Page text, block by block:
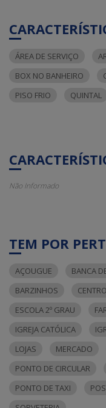
ÁREA DE SERVIÇO
BOX NO BANHEIRO
PISO FRIO
QUINTAL
Não Informado
TEM POR
AÇOUGUE BANCA
BARZINHOS
ESCOLA 2º GRAU
IGREJA CATÓLICA
LOJAS
MERCADO
PONTO DE CIRCULAR
PONTO DE TAXI